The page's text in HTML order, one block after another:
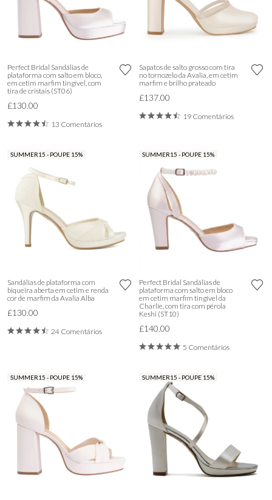
Perfect Bridal Sandálias de
plataforma com salto em bloco,
em cetim marfim tingível, com
tira de cristais (ST06)
£130.00
13 Comentários
Sapatos de salto grosso com tira
no tornozelo da Avalia, em cetim
marfim e brilho prateado
£137.00
19 Comentários
SUMMER15 - POUPE 15%
Sandálias de plataforma com
biqueira aberta em cetim e renda
cor de marfim da Avalia Alba
£130.00
24 Comentários
SUMMER15 - POUPE 15%
Perfect Bridal Sandálias de
plataforma com salto em bloco
em cetim marfim tingível da
Charlie, com tira com pérola
Keshi (ST10)
£140.00
5 Comentários
SUMMER15 - POUPE 15% SUMMER15 - POUPE 15%